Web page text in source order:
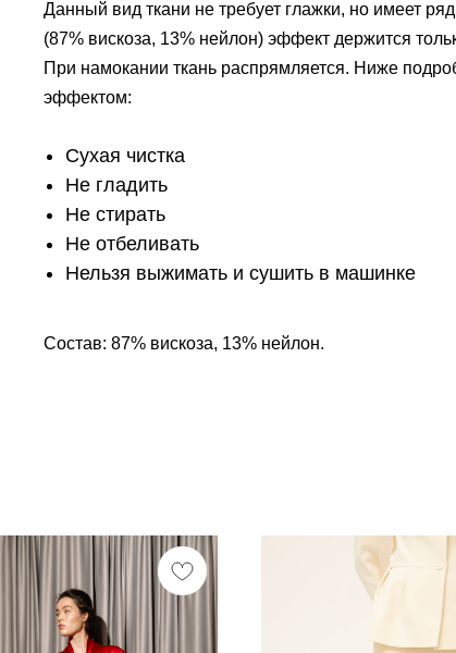
Данный вид ткани не требует глажки, но имеет
(87% вискоза, 13% нейлон) эффект держится
При намокании ткань распрямляется. Ниже
эффектом:
Сухая чистка
Не гладить
Не стирать
Не отбеливать
Нельзя выжимать и сушить в машинке
Состав: 87% вискоза, 13% нейлон.